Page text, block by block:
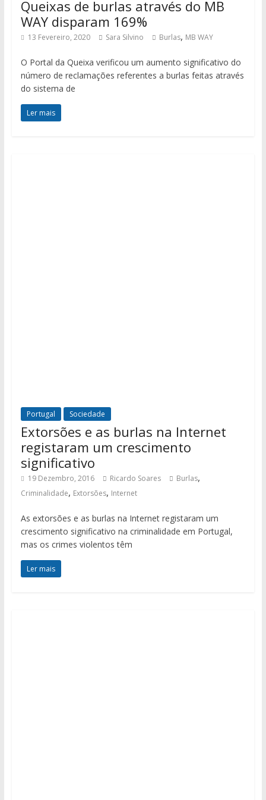
Queixas de burlas através do MB
WAY disparam 169%
13 Fevereiro, 2020 Sara Silvino Burlas, MB WAY
O Portal da Queixa verificou um aumento significativo do
número de reclamações referentes a burlas feitas através
do sistema de
Ler mais
Portugal Sociedade
Extorsões e as burlas na Internet
registaram um crescimento
significativo
19 Dezembro, 2016 Ricardo Soares Burlas,
Criminalidade, Extorsões, Internet
As extorsões e as burlas na Internet registaram um
crescimento significativo na criminalidade em Portugal,
mas os crimes violentos têm
Ler mais